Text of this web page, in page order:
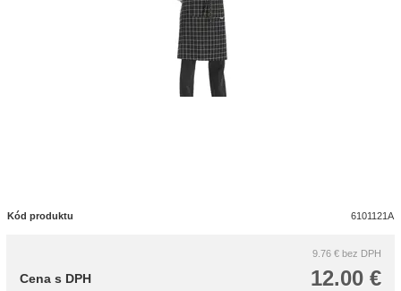
Kód produktu 6101121A
9.76 € bez DPH
12.00 €
Cena s DPH